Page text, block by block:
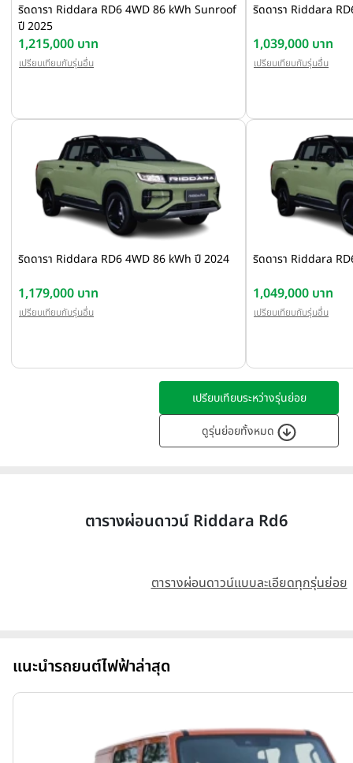
ริดดารา Riddara RD6 4WD 86 kWh Sunroof
ปี 2025
1,215,000 บาท
เปรียบเทียบกับรุ่นอื่น
ริดดารา Riddara
1,039,000 บาท
เปรียบเทียบกับรุ่นอื่น
ริดดารา Riddara RD6 4WD 86 kWh ปี 2024
1,179,000 บาท
เปรียบเทียบกับรุ่นอื่น
ริดดารา Riddara
1,049,000 บาท
เปรียบเทียบกับรุ่นอื่น
เปรียบเทียบระหว่างรุ่นย่อย
ดูรุ่นย่อยทั้งหมด
ตารางผ่อนดาวน์ Riddara Rd6
ตารางผ่อนดาวน์แบบละเอียดทุกรุ่นย่อย
แนะนำรถยนต์ไฟฟ้าล่าสุด